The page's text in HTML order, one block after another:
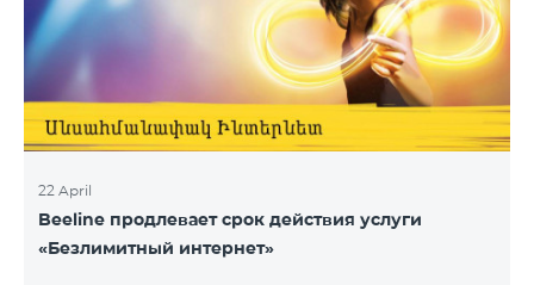
22 April
Beeline продлевает срок действия услуги
«Безлимитный интернет»